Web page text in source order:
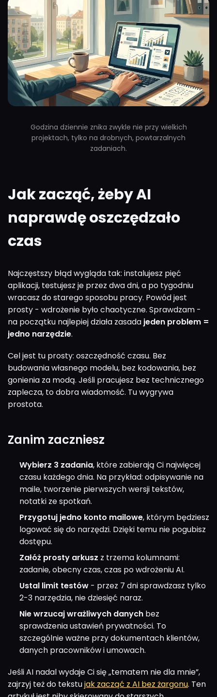
Godzina dziennie znika zwykle nie przy wielkich
projektach, tylko na drobnych, powtarzalnych
zadaniach.
Jak zacząć, żeby AI
naprawdę oszczędzało
czas
Najczęstszy błąd wygląda tak: instalujesz pięć
aplikacji, testujesz je przez dwa dni, a po tygodniu
wracasz do starego sposobu pracy. Powód jest
prosty - wdrożenie było chaotyczne. Sprawdzam -
na początku najlepiej działa zasada jeden problem =
jedno narzędzie.
Cel jest tu prosty: oszczędność czasu. Bez
budowania własnego modelu, bez kodowania, bez
gonienia za modą. Jeśli pracujesz bez technicznego
zaplecza, to dobra wiadomość. Tu wygrywa
prostota.
Zanim zaczniesz
Wybierz 3 zadania, które zabierają Ci najwięcej
czasu każdego dnia. Na przykład: odpisywanie na
maile, tworzenie pierwszych wersji tekstów,
notatki ze spotkań.
Przygotuj jedno konto mailowe, którym będziesz
logować się do narzędzi. Dzięki temu nie pogubisz
dostępu.
Załóż prosty arkusz z trzema kolumnami:
zadanie, obecny czas, czas po wdrożeniu AI.
Ustal limit testów - przez 7 dni sprawdzasz tylko
2-3 narzędzia, nie dziesięć naraz.
Nie wrzucaj wrażliwych danych bez
sprawdzenia ustawień prywatności. To
szczególnie ważne przy dokumentach klientów,
danych pracowników i umowach.
Jeśli AI nadal wydaje Ci się „tematem nie dla mnie”,
zajrzyj też do tekstujak zacząć z AI bez żargonu. Ten